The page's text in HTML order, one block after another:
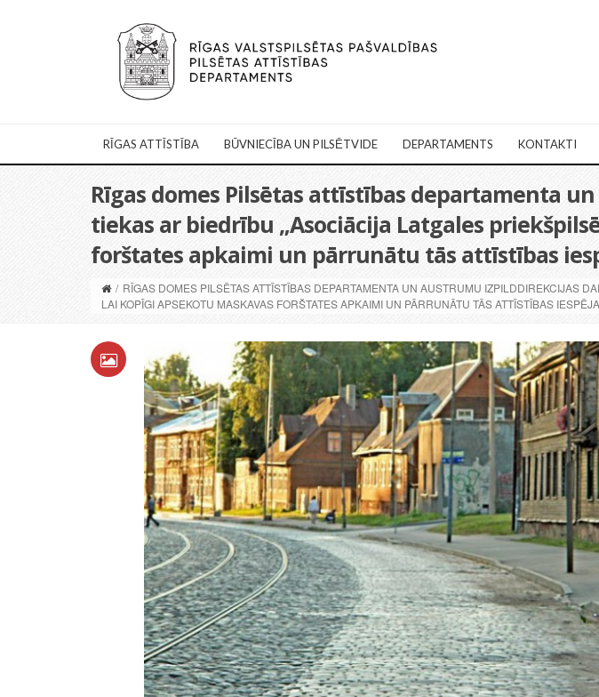
RĪGAS ATTĪSTĪBA BŪVNIECĪBA UN PILSĒTVIDE DEPARTAMENTS KONTAKTI
Rīgas domes Pilsētas attīstības departamenta
tiekas ar biedrību „Asociācija Latgales
forštates apkaimi un pārrunātu tās attīstības
/ RĪGAS DOMES PILSĒTAS ATTĪSTĪBAS DEPARTAMENTA UN AUSTRUMU IZPILDDIREKCIJAS
LAI KOPĪGI APSEKOTU MASKAVAS FORŠTATES APKAIMI UN PĀRRUNĀTU TĀS ATTĪSTĪBAS